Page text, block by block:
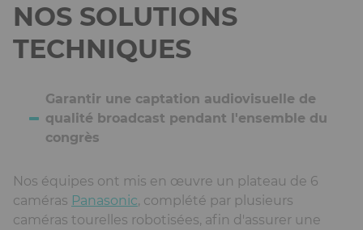
NOS SOLUTIONS
TECHNIQUES
Garantir une captation audiovisuelle de
qualité broadcast pendant l'ensemble du
congrès
Nos équipes ont mis en œuvre un plateau de 6
caméras Panasonic, complété par plusieurs
caméras tourelles robotisées, afin d'assurer une